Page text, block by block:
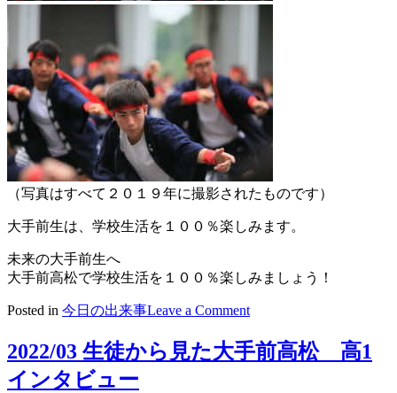
（写真はすべて２０１９年に撮影されたものです）
大手前生は、学校生活を１００％楽しみます。
未来の大手前生へ
大手前高松で学校生活を１００％楽しみましょう！
Posted in 今日の出来事Leave a Commenton
勉
強
2022/03 生徒から見た大手前高松 高1
インタビュー